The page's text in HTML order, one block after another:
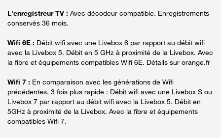
L'enregistreur TV : Avec décodeur compatible. Enregistrements
conservés 36 mois.
Wifi 6E : Débit wifi avec une Livebox 6 par rapport au débit wifi
avec la Livebox 5. Débit en 5 GHz à proximité de la Livebox. Avec
la fibre et équipements compatibles Wifi 6E. Détails sur orange.fr
Wifi 7 : En comparaison avec les générations de Wifi
précédentes. 3 fois plus rapide : Débit wifi avec une Livebox S ou
Livebox 7 par rapport au débit wifi avec la Livebox 5. Débit en
5GHz à proximité de la Livebox. Avec la fibre et équipements
compatibles Wifi 7.